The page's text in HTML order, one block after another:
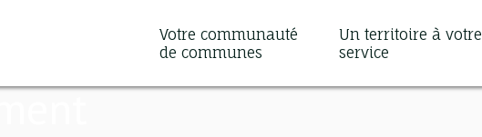
Votre communauté
de communes
Un territoire à votre
service